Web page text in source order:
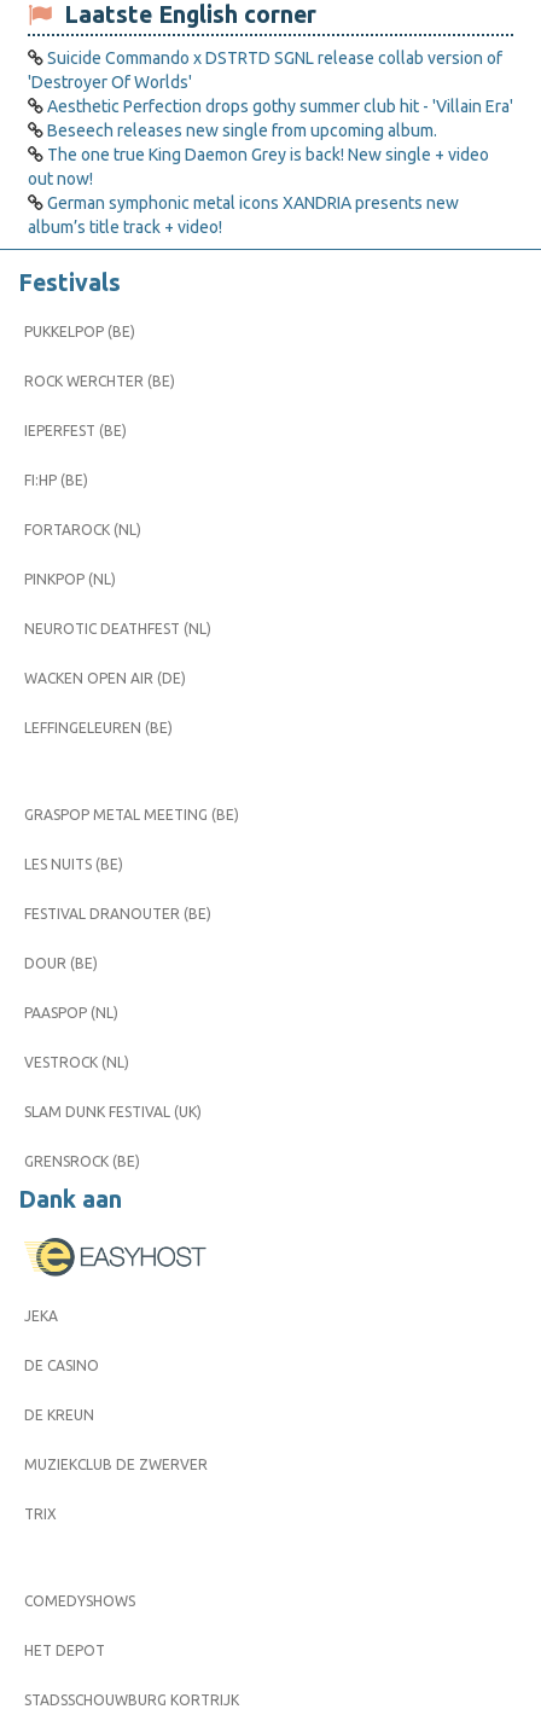
Laatste English corner
Suicide Commando x DSTRTD SGNL release collab version of
'Destroyer Of Worlds'
Aesthetic Perfection drops gothy summer club hit - 'Villain Era'
Beseech releases new single from upcoming album.
The one true King Daemon Grey is back! New single + video
out now!
German symphonic metal icons XANDRIA presents new
album’s title track + video!
Festivals
PUKKELPOP (BE)
ROCK WERCHTER (BE)
IEPERFEST (BE)
FI:HP (BE)
FORTAROCK (NL)
PINKPOP (NL)
NEUROTIC DEATHFEST (NL)
WACKEN OPEN AIR (DE)
LEFFINGELEUREN (BE)
GRASPOP METAL MEETING (BE)
LES NUITS (BE)
FESTIVAL DRANOUTER (BE)
DOUR (BE)
PAASPOP (NL)
VESTROCK (NL)
SLAM DUNK FESTIVAL (UK)
GRENSROCK (BE)
Dank aan
JEKA
DE CASINO
DE KREUN
MUZIEKCLUB DE ZWERVER
TRIX
COMEDYSHOWS
HET DEPOT
STADSSCHOUWBURG KORTRIJK